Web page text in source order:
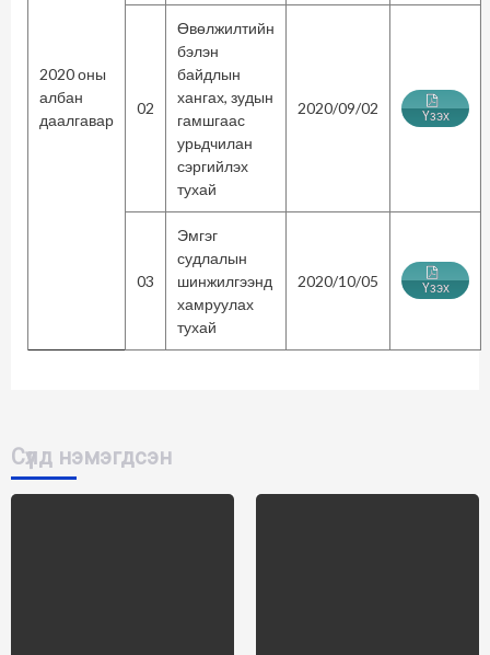
2020 оны
албан
даалгавар
02
Өвөлжилтийн
бэлэн
байдлын
хангах, зудын
гамшгаас
урьдчилан
сэргийлэх
тухай
2020/09/02 Үзэх
03
Эмгэг
судлалын
шинжилгээнд
хамруулах
тухай
2020/10/05 Үзэх
Сүүлд нэмэгдсэн